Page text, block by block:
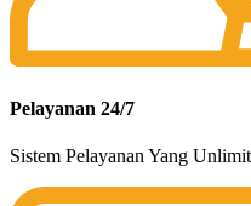
Pelayanan 24/7
Sistem Pelayanan Yang